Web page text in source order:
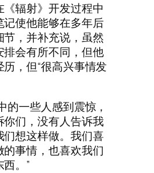
辐射》开发过程中
记使他能够在多年后
节，并补充说，虽然
排会有所不同，但他
，但“很高兴事情发
的一些人感到震惊，
你们，没有人告诉我
们想这样做。我们喜
事情，也喜欢我们
。”